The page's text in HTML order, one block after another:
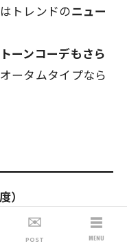
トレンドのニュー
ーンコーデもさら
ータムタイプなら
）
✉️
POST
☰
MENU